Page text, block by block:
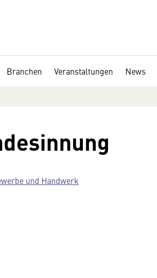
Branchen Veranstaltungen News
und Handwerk